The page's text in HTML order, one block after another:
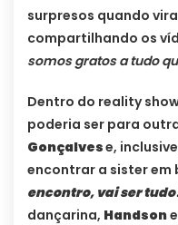
surpresos quando
compartilhando os
somos gratos a tudo
Dentro do reality
poderia ser para
Gonçalvese,
encontrar a sister em
encontro, vai ser
dançarina, Handsone